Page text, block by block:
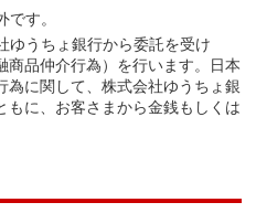
す。
ゆうちょ銀行から委託を受け
商品仲介行為）を行います。日本
為に関して、株式会社ゆうちょ銀
もに、お客さまから金銭もしくは